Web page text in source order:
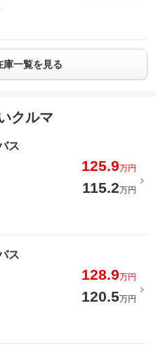
庫一覧を見る
クルマ
ス
125.9万円
115.2万円
ス
128.9万円
120.5万円